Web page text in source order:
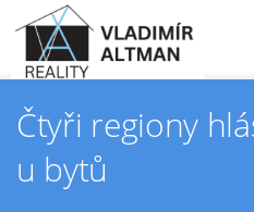
Čtyři regiony
u bytů